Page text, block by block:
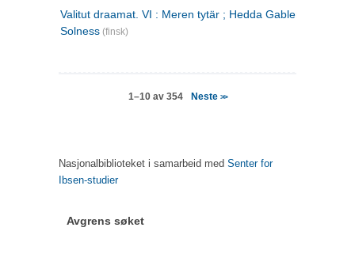
Valitut draamat. VI : Meren tytär ; Hedda Gabler ;
Solness (finsk)
1–10 av 354 Neste >>
Nasjonalbiblioteket i samarbeid med Senter for
Ibsen-studier
Avgrens søket